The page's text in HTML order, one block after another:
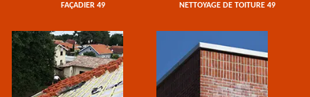
FAÇADIER 49 NETTOYAGE DE TOITURE 49